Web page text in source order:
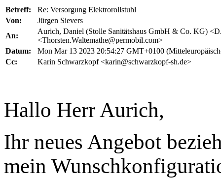
Betreff:
Re: Versorgung Elektrorollstuhl
Von:
Jürgen Sievers
An:
Aurich, Daniel (Stolle Sanitätshaus GmbH & Co. KG)
<Thorsten.Waltemathe@permobil.com>
Datum:
Mon Mar 13 2023 20:54:27 GMT+0100
Cc:
Karin Schwarzkopf <karin@schwarzkopf-sh.de>
Hallo Herr Aurich,
Ihr neues Angebot
mein